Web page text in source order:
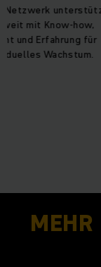
unterstützt
mit Know-how,
und Erfahrung für
Wachstum.
MEHR